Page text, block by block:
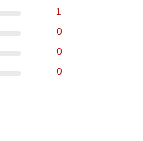
1
0
0
0